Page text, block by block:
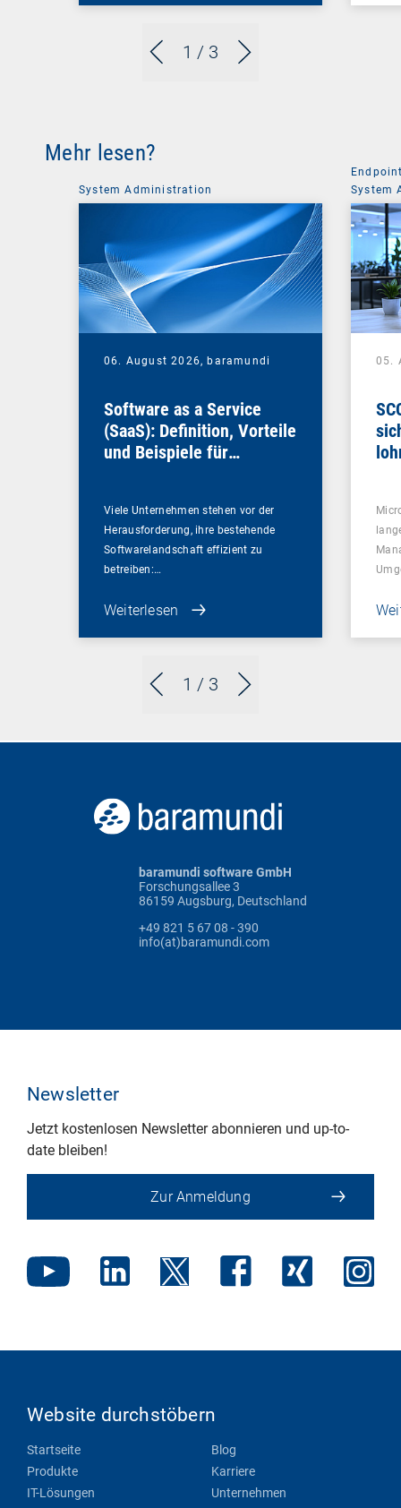
1 / 3
Mehr lesen?
1 / 3
System Administration
06. August 2026, baramundi
Software as a Service
(SaaS): Definition, Vorteile
und Beispiele für
Viele Unternehmen stehen vor der
Herausforderung, ihre bestehende
Softwarelandschaft effizient zu
betreiben:…
Weiterlesen
System
05.
baramundi software GmbH
Forschungsallee 3
86159 Augsburg, Deutschland
+49 821 5 67 08 - 390
info(at)baramundi.com
Newsletter
Jetzt kostenlosen Newsletter abonnieren und up-to-
date bleiben!
Zur Anmeldung
Website durchstöbern
Startseite
Produkte
IT-Lösungen
Blog
Karriere
Unternehmen